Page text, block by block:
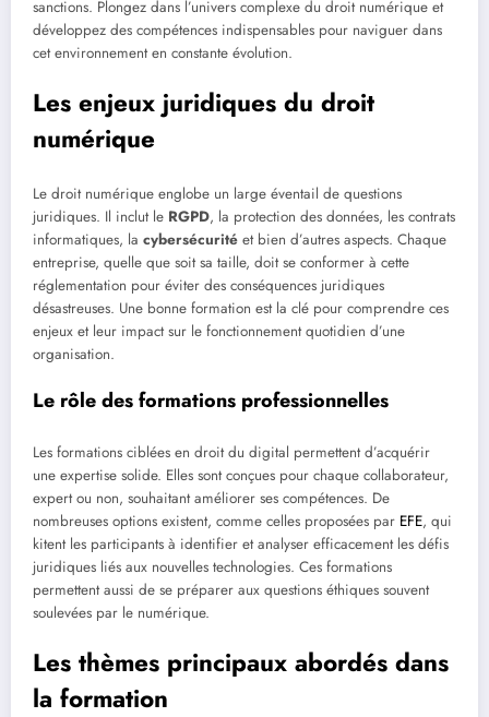
sanctions. Plongez dans l’univers complexe du droit numérique et
développez des compétences indispensables pour naviguer dans
cet environnement en constante évolution.
Les enjeux juridiques du droit
numérique
Le droit numérique englobe un large éventail de questions
juridiques. Il inclut le RGPD, la protection des données, les contrats
informatiques, la cybersécurité et bien d’autres aspects. Chaque
entreprise, quelle que soit sa taille, doit se conformer à cette
réglementation pour éviter des conséquences juridiques
désastreuses. Une bonne formation est la clé pour comprendre ces
enjeux et leur impact sur le fonctionnement quotidien d’une
organisation.
Le rôle des formations professionnelles
Les formations ciblées en droit du digital permettent d’acquérir
une expertise solide. Elles sont conçues pour chaque collaborateur,
expert ou non, souhaitant améliorer ses compétences. De
nombreuses options existent, comme celles proposées par EFE, qui
kitent les participants à identifier et analyser efficacement les défis
juridiques liés aux nouvelles technologies. Ces formations
permettent aussi de se préparer aux questions éthiques souvent
soulevées par le numérique.
Les thèmes principaux abordés dans
la formation